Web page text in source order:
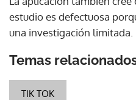
estudio es defectuosa
una investigación limitada.
Temas
TIK TOK